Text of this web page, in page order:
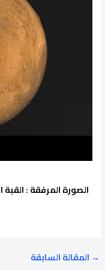
الصورةالمرفقة :
→ المقالة السابقة